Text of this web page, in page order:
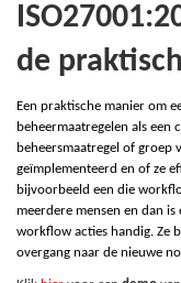
de
Een praktische manier om
beheermaatregelen als
beheersmaatregel of groep
geïmplementeerd en of ze
bijvoorbeeld een die
meerdere mensen en dan
workflow acties handig. Ze
overgang naar de nieuwe